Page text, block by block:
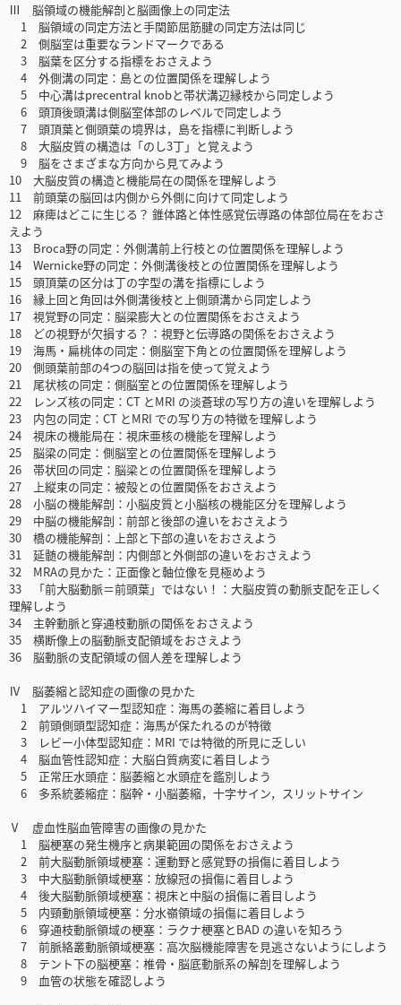
Ⅲ 脳領域の機能解剖と脳画像上の同定法
1 脳領域の同定方法と手関節屈筋腱の同定方法は同じ
2 側脳室は重要なランドマークである
3 脳葉を区分する指標をおさえよう
4 外側溝の同定：島との位置関係を理解しよう
5 中心溝はprecentral knobと帯状溝辺縁枝から同定しよう
6 頭頂後頭溝は側脳室体部のレベルで同定しよう
7 頭頂葉と側頭葉の境界は，島を指標に判断しよう
8 大脳皮質の構造は「のし3丁」と覚えよう
9 脳をさまざまな方向から見てみよう
10 大脳皮質の構造と機能局在の関係を理解しよう
11 前頭葉の脳回は内側から外側に向けて同定しよう
12 麻痺はどこに生じる？ 錐体路と体性感覚伝導路の体部位局在をおさ
えよう
13 Broca野の同定：外側溝前上行枝との位置関係を理解しよう
14 Wernicke野の同定：外側溝後枝との位置関係を理解しよう
15 頭頂葉の区分は丁の字型の溝を指標にしよう
16 縁上回と角回は外側溝後枝と上側頭溝から同定しよう
17 視覚野の同定：脳梁膨大との位置関係をおさえよう
18 どの視野が欠損する？：視野と伝導路の関係をおさえよう
19 海馬・扁桃体の同定：側脳室下角との位置関係を理解しよう
20 側頭葉前部の4つの脳回は指を使って覚えよう
21 尾状核の同定：側脳室との位置関係を理解しよう
22 レンズ核の同定：CT とMRI の淡蒼球の写り方の違いを理解しよう
23 内包の同定：CT とMRI での写り方の特徴を理解しよう
24 視床の機能局在：視床亜核の機能を理解しよう
25 脳梁の同定：側脳室との位置関係を理解しよう
26 帯状回の同定：脳梁との位置関係を理解しよう
27 上縦束の同定：被殻との位置関係をおさえよう
28 小脳の機能解剖：小脳皮質と小脳核の機能区分を理解しよう
29 中脳の機能解剖：前部と後部の違いをおさえよう
30 橋の機能解剖：上部と下部の違いをおさえよう
31 延髄の機能解剖：内側部と外側部の違いをおさえよう
32 MRAの見かた：正面像と軸位像を見極めよう
33 「前大脳動脈＝前頭葉」ではない！：大脳皮質の動脈支配を正しく
理解しよう
34 主幹動脈と穿通枝動脈の関係をおさえよう
35 横断像上の脳動脈支配領域をおさえよう
36 脳動脈の支配領域の個人差を理解しよう
Ⅳ 脳萎縮と認知症の画像の見かた
1 アルツハイマー型認知症：海馬の萎縮に着目しよう
2 前頭側頭型認知症：海馬が保たれるのが特徴
3 レビー小体型認知症：MRI では特徴的所見に乏しい
4 脳血管性認知症：大脳白質病変に着目しよう
5 正常圧水頭症：脳萎縮と水頭症を鑑別しよう
6 多系統萎縮症：脳幹・小脳萎縮，十字サイン，スリットサイン
Ⅴ 虚血性脳血管障害の画像の見かた
1 脳梗塞の発生機序と病巣範囲の関係をおさえよう
2 前大脳動脈領域梗塞：運動野と感覚野の損傷に着目しよう
3 中大脳動脈領域梗塞：放線冠の損傷に着目しよう
4 後大脳動脈領域梗塞：視床と中脳の損傷に着目しよう
5 内頸動脈領域梗塞：分水嶺領域の損傷に着目しよう
6 穿通枝動脈領域の梗塞：ラクナ梗塞とBAD の違いを知ろう
7 前脈絡叢動脈領域梗塞：高次脳機能障害を見逃さないようにしよう
8 テント下の脳梗塞：椎骨・脳底動脈系の解剖を理解しよう
9 血管の状態を確認しよう